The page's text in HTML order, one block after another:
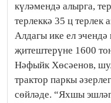
күләмендә алырга,
терлеккә 35 ц терлек
Алдагы ике ел
җитештерүне 1600
Нәфыйк Хөсәенов,
трактор паркы
сөйләде. “Яхшы